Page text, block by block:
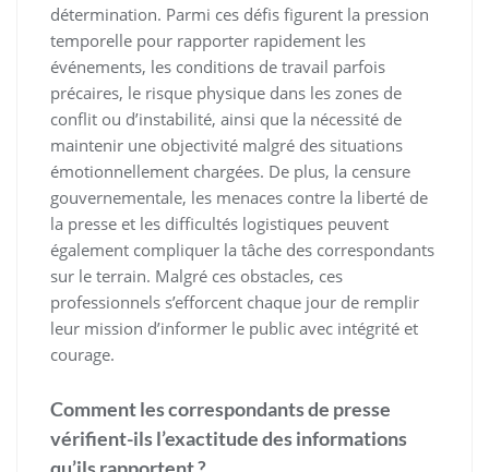
détermination. Parmi ces défis figurent la pression
temporelle pour rapporter rapidement les
événements, les conditions de travail parfois
précaires, le risque physique dans les zones de
conflit ou d’instabilité, ainsi que la nécessité de
maintenir une objectivité malgré des situations
émotionnellement chargées. De plus, la censure
gouvernementale, les menaces contre la liberté de
la presse et les difficultés logistiques peuvent
également compliquer la tâche des correspondants
sur le terrain. Malgré ces obstacles, ces
professionnels s’efforcent chaque jour de remplir
leur mission d’informer le public avec intégrité et
courage.
Comment les correspondants de presse
vérifient-ils l’exactitude des informations